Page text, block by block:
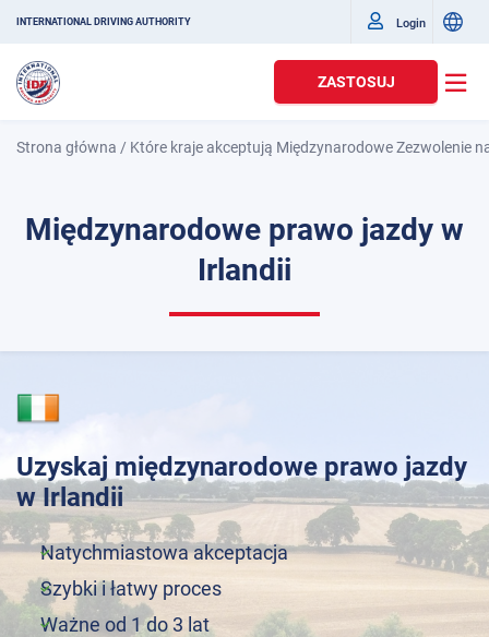
INTERNATIONAL DRIVING AUTHORITY Login
ZASTOSUJ
Strona główna / Które kraje akceptują Międzynarodowe Zezwolenie
Międzynarodowe prawo jazdy w
Irlandii
Uzyskaj międzynarodowe prawo jazdy
w Irlandii
Natychmiastowa akceptacja
Szybki i łatwy proces
Ważne od 1 do 3 lat